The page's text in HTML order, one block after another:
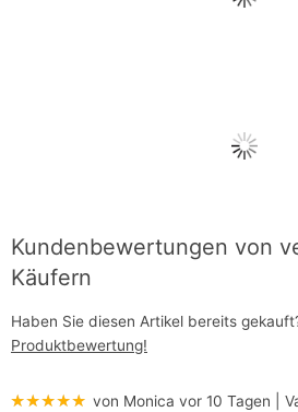
Kundenbewertungen von
Käufern
Haben Sie diesen Artikel bereits
Produktbewertung!
★★★★★ von Monica vor 10 Tagen |